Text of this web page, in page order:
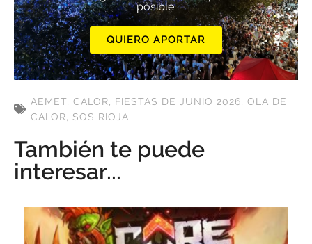
posible.
QUIERO APORTAR
AEMET, CALOR, FIESTAS DE JUNIO 2026, OLA DE
CALOR, SOS RIOJA
También te puede
interesar...